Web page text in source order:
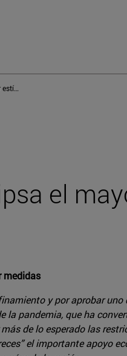
El largo confinamiento de Perú eclipsa el mayor estímulo en Latinoamérica
el
medidas
y por aprobar
pandemia, que ha
de lo esperado las
el importante apoyo